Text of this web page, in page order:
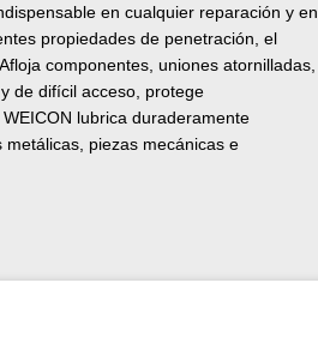
en cualquier reparación y en
propiedades de penetración, el
componentes, uniones atornilladas,
de difícil acceso, protege
lubrica duraderamente
piezas mecánicas e